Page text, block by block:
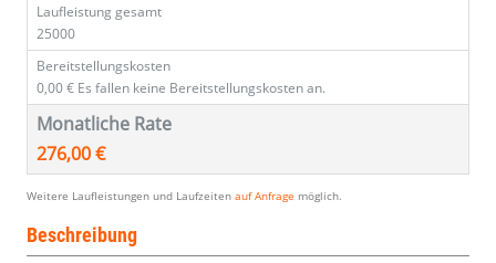
Laufleistung gesamt
25000
Bereitstellungskosten
0,00 € Es fallen keine Bereitstellungskosten an.
Monatliche Rate
276,00 €
Weitere Laufleistungen und Laufzeiten auf Anfrage möglich.
Beschreibung